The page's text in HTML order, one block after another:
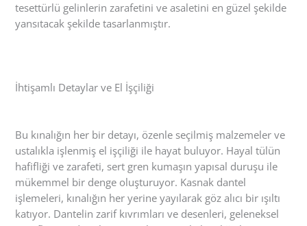
tesettürlü gelinlerin zarafetini ve asaletini en güzel şekilde
yansıtacak şekilde tasarlanmıştır.
İhtişamlı Detaylar ve El İşçiliği
Bu kınalığın her bir detayı, özenle seçilmiş malzemeler ve
ustalıkla işlenmiş el işçiliği ile hayat buluyor. Hayal tülün
hafifliği ve zarafeti, sert gren kumaşın yapısal duruşu ile
mükemmel bir denge oluşturuyor. Kasnak dantel
işlemeleri, kınalığın her yerine yayılarak göz alıcı bir ışıltı
katıyor. Dantelin zarif kıvrımları ve desenleri, geleneksel